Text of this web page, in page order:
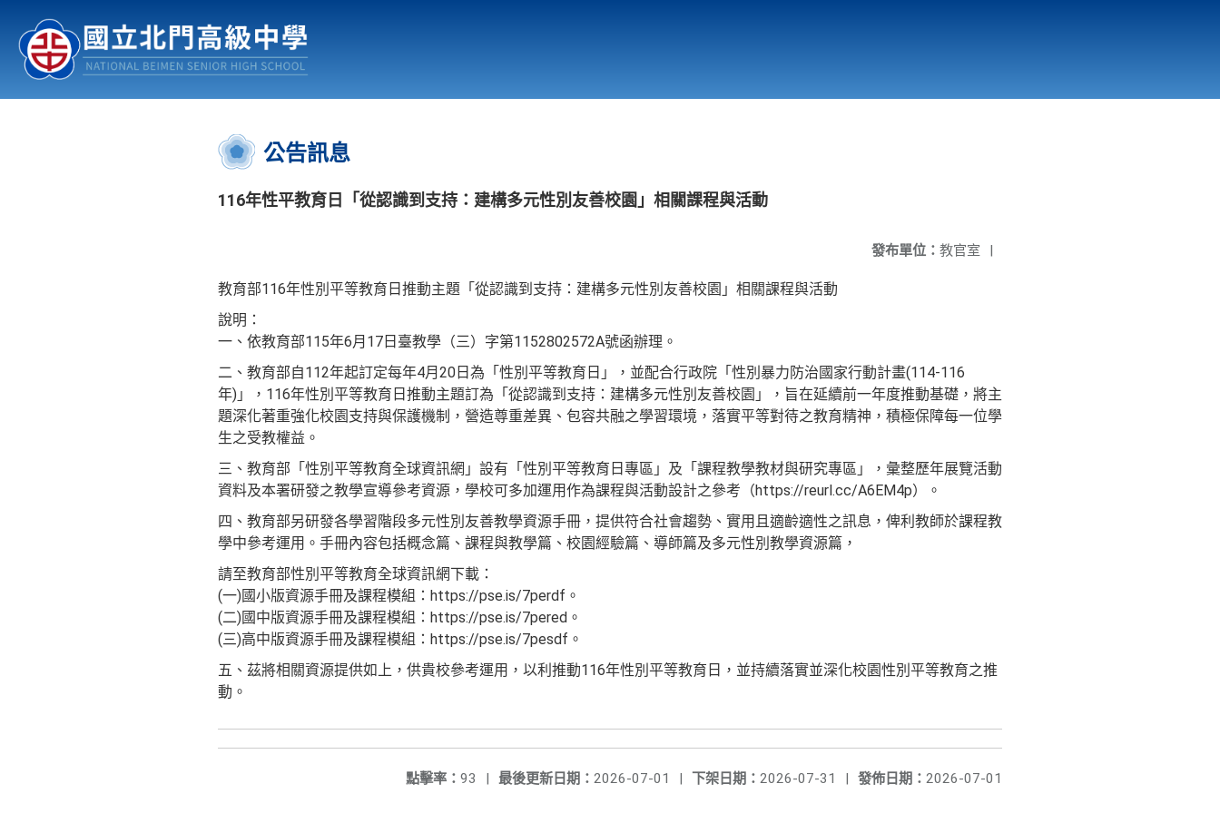
認識北中 行事曆
:::
公告訊息
116年性平教育日「從認識到支持：建構多元性別友善校園」相關課程與活動
發布單位： 教官室 |
教育部116年性別平等教育日推動主題「從認識到支持：建構多元性別友善校園」相關課程與活動
說明：
一、依教育部115年6月17日臺教學（三）字第1152802572A號函辦理。
二、教育部自112年起訂定每年4月20日為「性別平等教育日」，並配合行政院「性別暴力防治國家行動計畫(114-116
年)」，116年性別平等教育日推動主題訂為「從認識到支持：建構多元性別友善校園」，旨在延續前一年度推動基礎，將主
題深化著重強化校園支持與保護機制，營造尊重差異、包容共融之學習環境，落實平等對待之教育精神，積極保障每一位學
生之受教權益。
三、教育部「性別平等教育全球資訊網」設有「性別平等教育日專區」及「課程教學教材與研究專區」，彙整歷年展覽活動
資料及本署研發之教學宣導參考資源，學校可多加運用作為課程與活動設計之參考（https://reurl.cc/A6EM4p）。
四、教育部另研發各學習階段多元性別友善教學資源手冊，提供符合社會趨勢、實用且適齡適性之訊息，俾利教師於課程教
學中參考運用。手冊內容包括概念篇、課程與教學篇、校園經驗篇、導師篇及多元性別教學資源篇，
請至教育部性別平等教育全球資訊網下載：
(一)國小版資源手冊及課程模組：https://pse.is/7perdf。
(二)國中版資源手冊及課程模組：https://pse.is/7pered。
(三)高中版資源手冊及課程模組：https://pse.is/7pesdf。
五、茲將相關資源提供如上，供貴校參考運用，以利推動116年性別平等教育日，並持續落實並深化校園性別平等教育之推
動。
發佈日期： 2026-07-01
下架日期： 2026-07-31 |
最後更新日期： 2026-07-01 |
點擊率： 93 |